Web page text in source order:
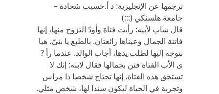
ترجمها عن الإنجليزية: د أ.حسيب شحادة –
جامعة هلسنكي (:::)
قال شاب لأبيه: رأيت فتاة وأودّ التزوج منها، إنها
فاتنة الجمال وعيناها رائعتان. بالطبع يا بنيّ، هيا
نتوجه إليها لطلب يدها، أجاب الوالد. عندما رأ ?
ى الأب الفتاة فتن بجمالها فقال لابنه: إنك لا
تستحق هذه الفتاة، إنها تحتاج شخصا ذا مراس
وتجربة في الحياة ليكون سندا لها، شخص مثلي.